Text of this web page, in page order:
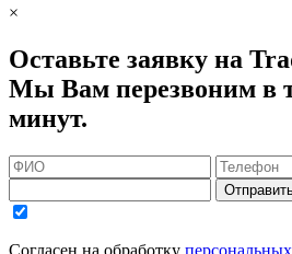
×
Оставьте заявку на
Мы Вам перезвоним в
минут.
Согласен на обработку